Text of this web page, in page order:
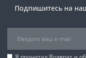
Подпишитесь на